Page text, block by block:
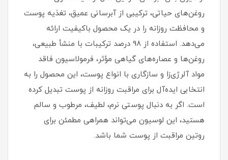
روغن‌های حیاتی، ترکیبی از آبرسانی عمیق، تغذیه پوست
و محافظت روزانه را در یک محصول باکیفیت ارائه
می‌دهد. استفاده از 98 درصد ترکیبات با منشأ طبیعی،
روغن‌ها و عصاره‌های گیاهی مؤثر، فرمولاسیون فاقد
مواد آلرژی‌زا و سازگاری با انواع پوست، این محصول را به
انتخابی ایده‌آل برای مراقبت روزانه از پوست تبدیل کرده
است. اگر به دنبال پوستی نرم، لطیف، مرطوب و سالم
هستید، این لوسیون می‌تواند همراهی مطمئن برای
روتین مراقبت از پوست شما باشد.